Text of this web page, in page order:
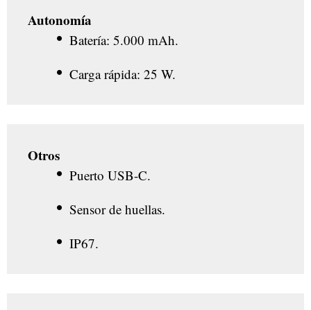
Autonomía
Batería: 5.000 mAh.
Carga rápida: 25 W.
Otros
Puerto USB-C.
Sensor de huellas.
IP67.